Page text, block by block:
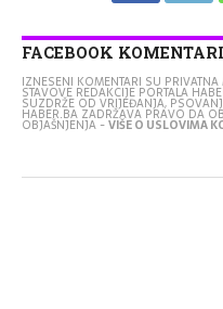
FACEBOOK KOMENTARI
IZNESENI KOMENTARI SU
STAVOVE REDAKCIJE PORTALA
SUZDRŽE OD VRIJEĐANJA,
HABER.BA ZADRŽAVA PRAVO DA
OBJAŠNJENJA -VIŠE O USLOVIMA